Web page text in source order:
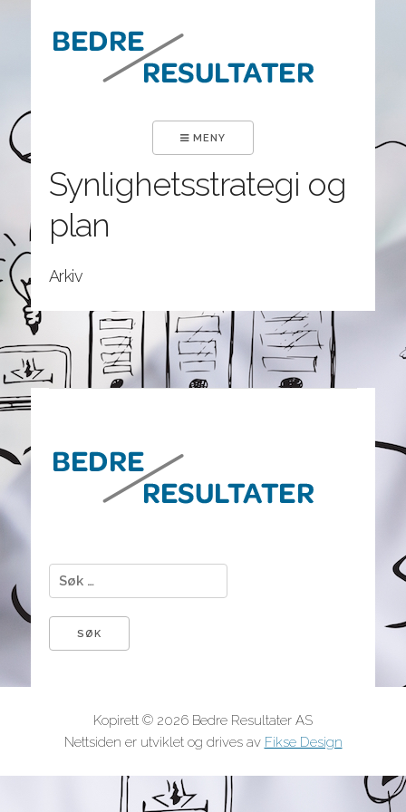
MENY
Synlighetsstrategi og
plan
Arkiv
Søk etter:
Kopirett © 2026 Bedre Resultater AS
Nettsiden er utviklet og drives av Fikse Design